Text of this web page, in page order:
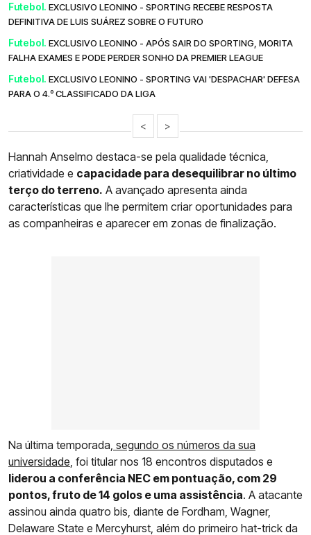
Futebol. EXCLUSIVO LEONINO - SPORTING RECEBE RESPOSTA
DEFINITIVA DE LUIS SUÁREZ SOBRE O FUTURO
Futebol. EXCLUSIVO LEONINO - APÓS SAIR DO SPORTING, MORITA
FALHA EXAMES E PODE PERDER SONHO DA PREMIER LEAGUE
Futebol. EXCLUSIVO LEONINO - SPORTING VAI 'DESPACHAR' DEFESA
PARA O 4.º CLASSIFICADO DA LIGA
< >
Hannah Anselmo destaca-se pela qualidade técnica,
criatividade e capacidade para desequilibrar no último
terço do terreno. A avançado apresenta ainda
características que lhe permitem criar oportunidades para
as companheiras e aparecer em zonas de finalização.
Na última temporada, segundo os números da sua
universidade, foi titular nos 18 encontros disputados e
liderou a conferência NEC em pontuação, com 29
pontos, fruto de 14 golos e uma assistência. A atacante
assinou ainda quatro bis, diante de Fordham, Wagner,
Delaware State e Mercyhurst, além do primeiro hat-trick da